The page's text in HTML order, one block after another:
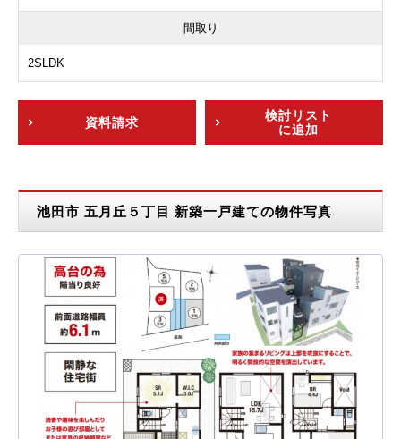
間取り
2SLDK
資料請求
検討リスト
に追加
池田市 五月丘５丁目 新築一戸建ての物件写真